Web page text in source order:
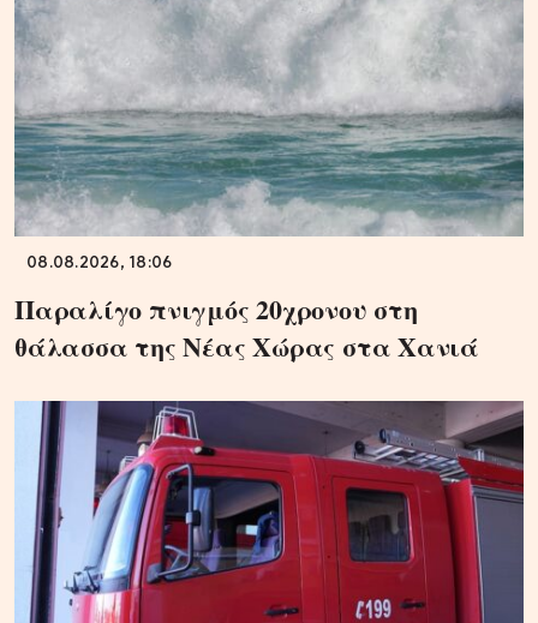
08.08.2026, 18:06
Παραλίγο πνιγμός 20χρονου στη
θάλασσα της Νέας Χώρας στα Χανιά